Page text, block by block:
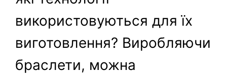
використовуються для їх
виготовлення? Виробляючи
браслети, можна